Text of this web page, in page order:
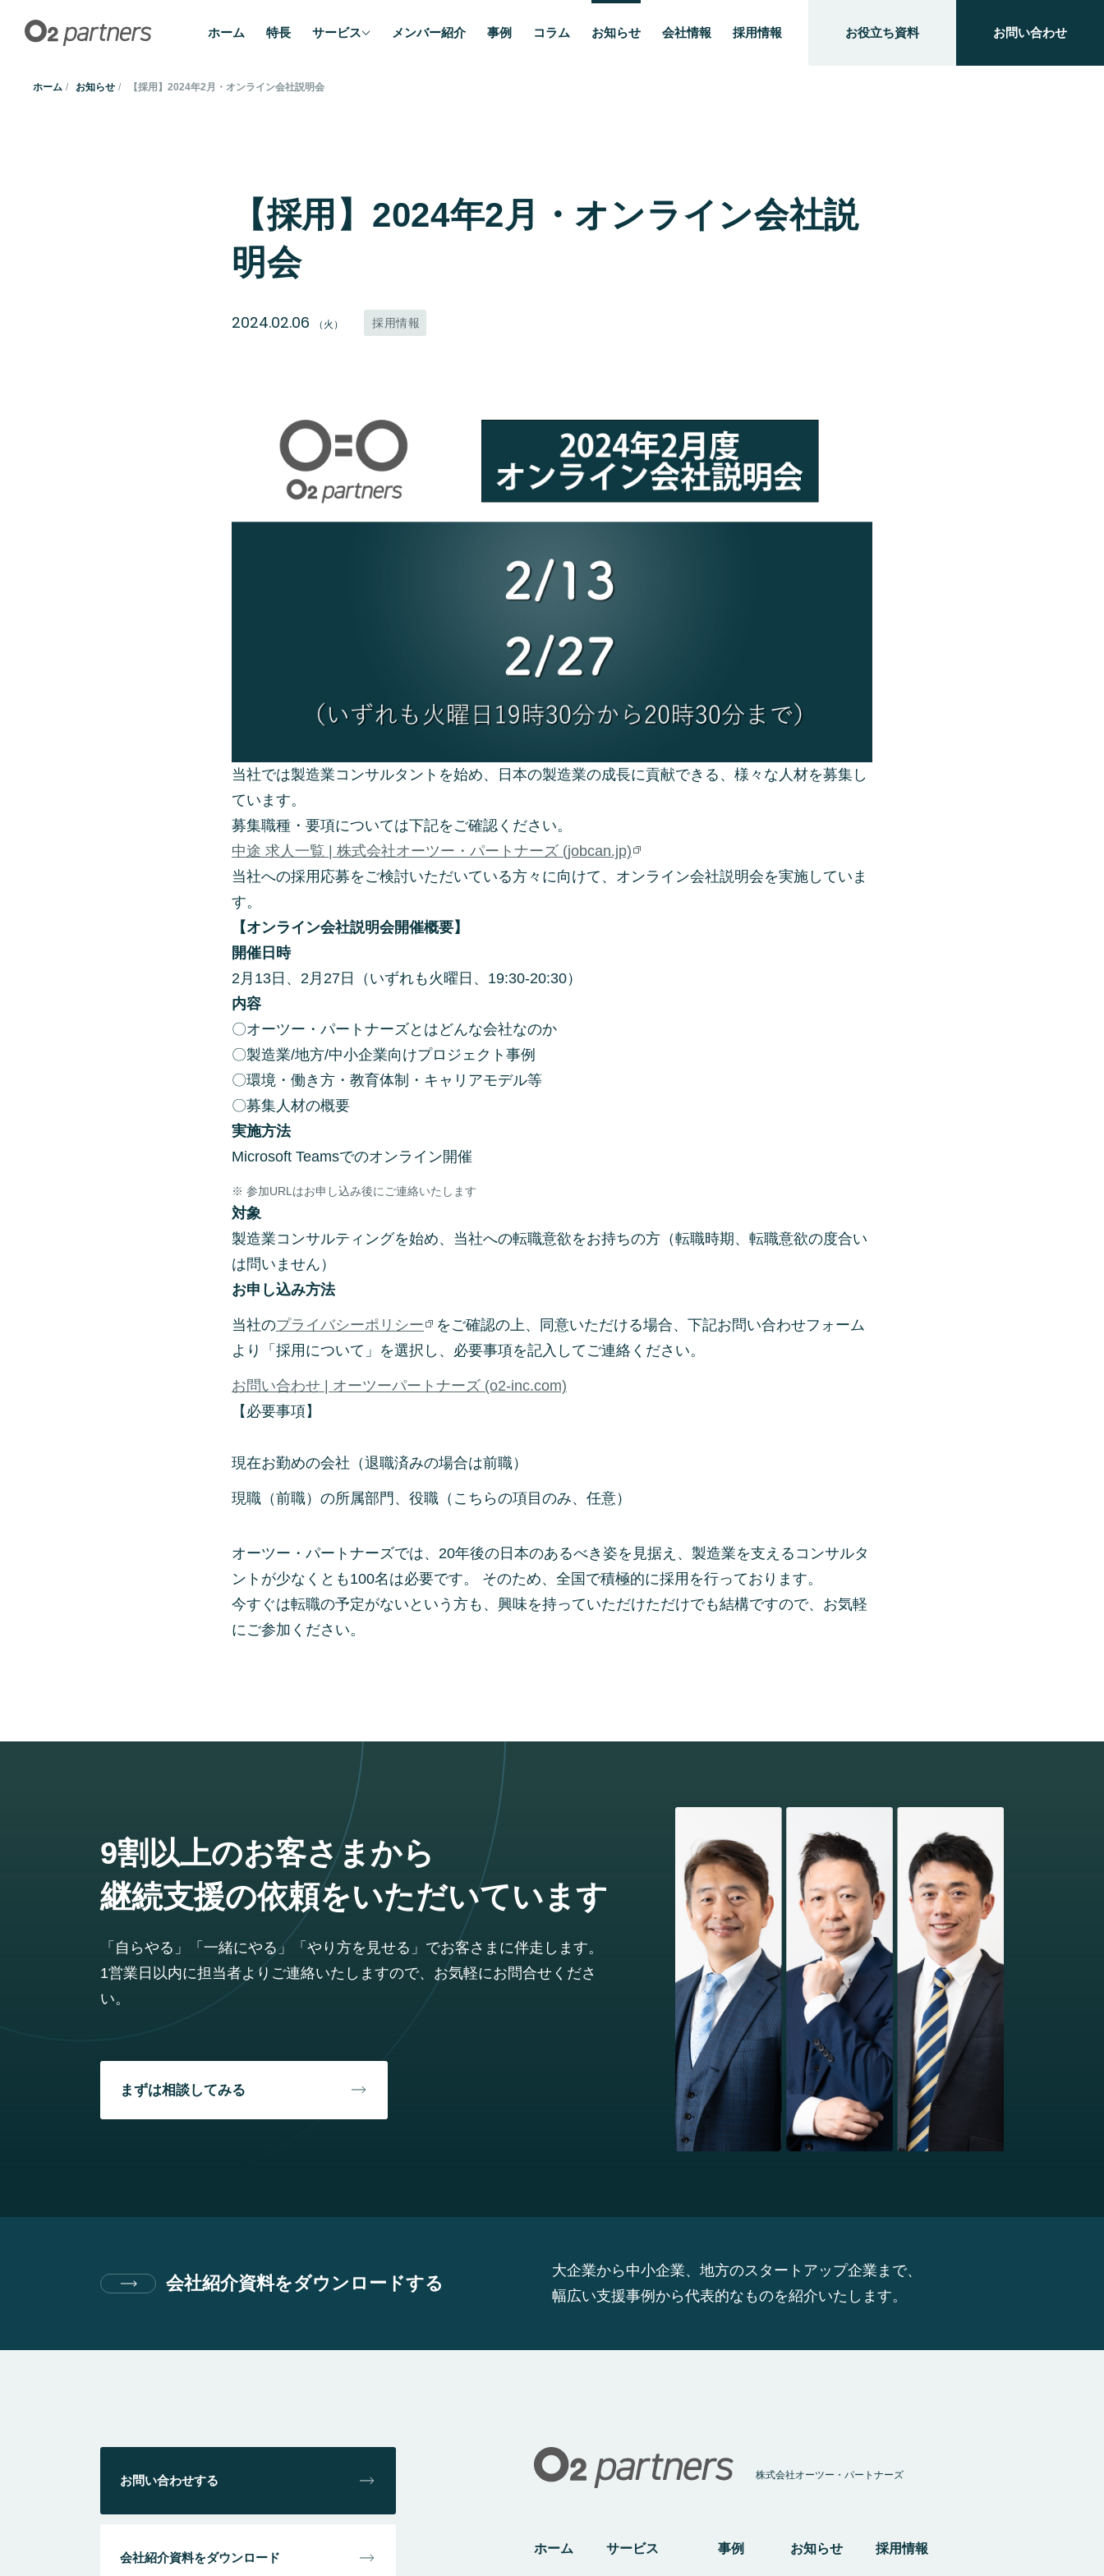
ホーム 特長 サービス メンバー紹介 事例 コラム お知らせ 会社情報 採用情報 お役立ち資料 お問い合わせ
ホーム お知らせ 【採用】2024年2月・オンライン会社説明会
【採用】2024年2月・オンライン会社説
明会
2024.02.06 （火） 採用情報
当社では製造業コンサルタントを始め、日本の製造業の成長に貢献できる、様々な人材を募集し
ています。
募集職種・要項については下記をご確認ください。
中途 求人一覧 | 株式会社オーツー・パートナーズ (jobcan.jp)
当社への採用応募をご検討いただいている方々に向けて、オンライン会社説明会を実施していま
す。
【オンライン会社説明会開催概要】
開催日時
2月13日、2月27日（いずれも火曜日、19:30-20:30）
内容
〇オーツー・パートナーズとはどんな会社なのか
〇製造業/地方/中小企業向けプロジェクト事例
〇環境・働き方・教育体制・キャリアモデル等
〇募集人材の概要
実施方法
Microsoft Teamsでのオンライン開催
参加URLはお申し込み後にご連絡いたします
対象
製造業コンサルティングを始め、当社への転職意欲をお持ちの方（転職時期、転職意欲の度合い
は問いません）
お申し込み方法
当社のプライバシーポリシー
をご確認の上、同意いただける場合、下記お問い合わせフォーム
より「採用について」を選択し、必要事項を記入してご連絡ください。
お問い合わせ | オーツーパートナーズ (o2-inc.com)
【必要事項】
現在お勤めの会社（退職済みの場合は前職）
現職（前職）の所属部門、役職（こちらの項目のみ、任意）
オーツー・パートナーズでは、20年後の日本のあるべき姿を見据え、製造業を支えるコンサルタ
ントが少なくとも100名は必要です。 そのため、全国で積極的に採用を行っております。
今すぐは転職の予定がないという方も、興味を持っていただけただけでも結構ですので、お気軽
にご参加ください。
9割以上のお客さまから
継続支援の依頼をいただいています
「自らやる」「一緒にやる」「やり方を見せる」でお客さまに伴走します。
1営業日以内に担当者よりご連絡いたしますので、お気軽にお問合せくださ
い。
まずは相談してみる
会社紹介資料をダウンロードする
大企業から中小企業、地方のスタートアップ企業まで、
幅広い支援事例から代表的なものを紹介いたします。
お問い合わせする
会社紹介資料をダウンロード
株式会社オーツー・パートナーズ
ホーム サービス 事例 お知らせ 採用情報